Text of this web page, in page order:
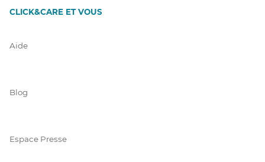
CLICK&CARE ET VOUS
Aide
Blog
Espace Presse